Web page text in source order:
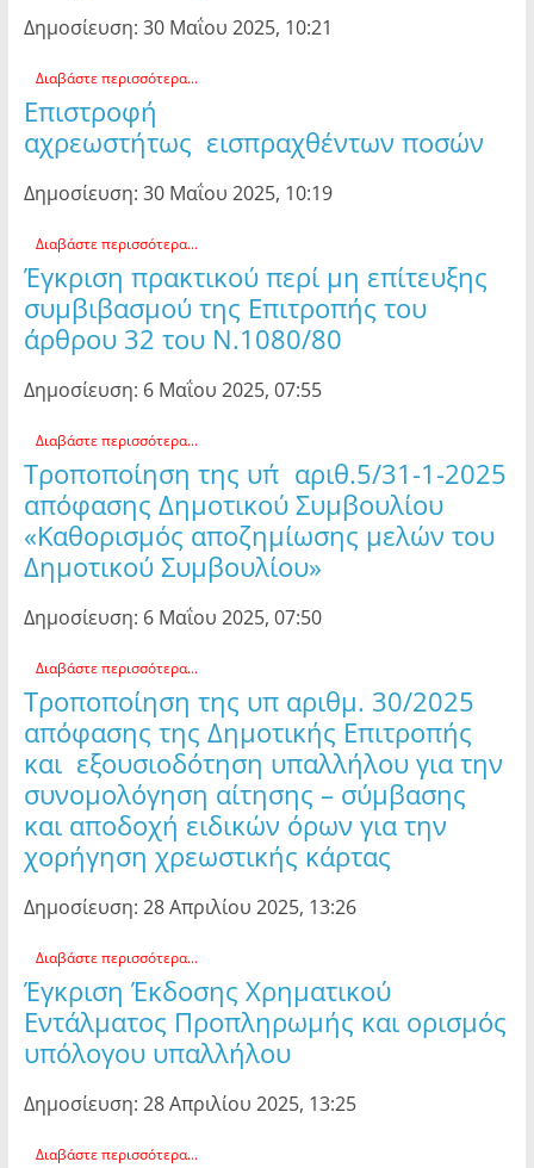
Δημοσίευση: 30 Μαΐου 2025, 10:21
Διαβάστε περισσότερα...
Επιστροφή
αχρεωστήτως εισπραχθέντων ποσών
Δημοσίευση: 30 Μαΐου 2025, 10:19
Διαβάστε περισσότερα...
Έγκριση πρακτικού περί μη επίτευξης
συμβιβασμού της Επιτροπής του
άρθρου 32 του Ν.1080/80
Δημοσίευση: 6 Μαΐου 2025, 07:55
Διαβάστε περισσότερα...
Τροποποίηση της υπ΄αριθ.5/31-1-2025
απόφασης Δημοτικού Συμβουλίου
«Καθορισμός αποζημίωσης μελών του
Δημοτικού Συμβουλίου»
Δημοσίευση: 6 Μαΐου 2025, 07:50
Διαβάστε περισσότερα...
Τροποποίηση της υπ αριθμ. 30/2025
απόφασης της Δημοτικής Επιτροπής
και εξουσιοδότηση υπαλλήλου για την
συνομολόγηση αίτησης – σύμβασης
και αποδοχή ειδικών όρων για την
χορήγηση χρεωστικής κάρτας
Δημοσίευση: 28 Απριλίου 2025, 13:26
Διαβάστε περισσότερα...
Έγκριση Έκδοσης Χρηματικού
Εντάλματος Προπληρωμής και ορισμός
υπόλογου υπαλλήλου
Δημοσίευση: 28 Απριλίου 2025, 13:25
Διαβάστε περισσότερα...